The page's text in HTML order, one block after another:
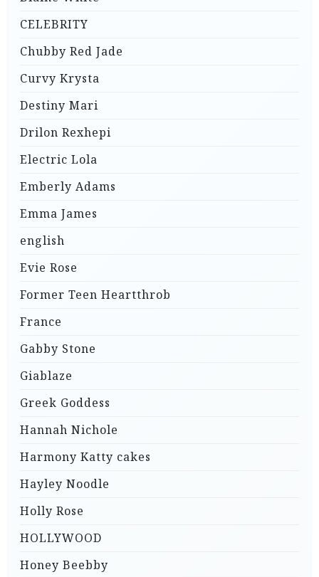
CELEBRITY
Chubby Red Jade
Curvy Krysta
Destiny Mari
Drilon Rexhepi
Electric Lola
Emberly Adams
Emma James
english
Evie Rose
Former Teen Heartthrob
France
Gabby Stone
Giablaze
Greek Goddess
Hannah Nichole
Harmony Katty cakes
Hayley Noodle
Holly Rose
HOLLYWOOD
Honey Beebby